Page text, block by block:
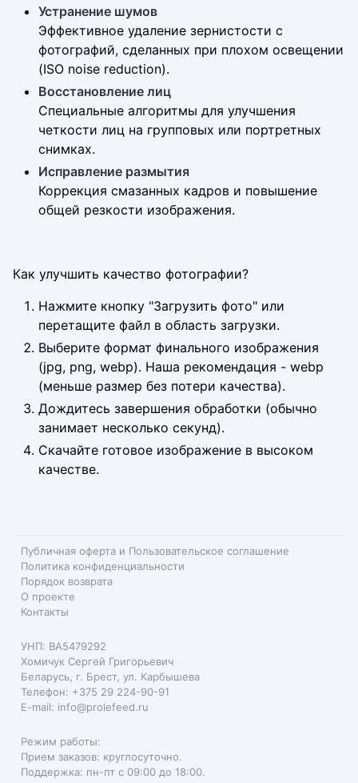
Устранение шумов
Эффективное удаление зернистости с
фотографий, сделанных при плохом освещении
(ISO noise reduction).
Восстановление лиц
Специальные алгоритмы для улучшения
четкости лиц на групповых или портретных
снимках.
Исправление размытия
Коррекция смазанных кадров и повышение
общей резкости изображения.
Как улучшить качество фотографии?
Нажмите кнопку "Загрузить фото" или
перетащите файл в область загрузки.
Выберите формат финального изображения
(jpg, png, webp). Наша рекомендация - webp
(меньше размер без потери качества).
Дождитесь завершения обработки (обычно
занимает несколько секунд).
Скачайте готовое изображение в высоком
качестве.
Публичная оферта и Пользовательское соглашение
Политика конфиденциальности
Порядок возврата
О проекте
Контакты
УНП: BA5479292
Хомичук Сергей Григорьевич
Беларусь, г. Брест, ул. Карбышева
Телефон: +375 29 224-90-91
E-mail: info@prolefeed.ru
Режим работы:
Прием заказов: круглосуточно.
Поддержка: пн-пт с 09:00 до 18:00.